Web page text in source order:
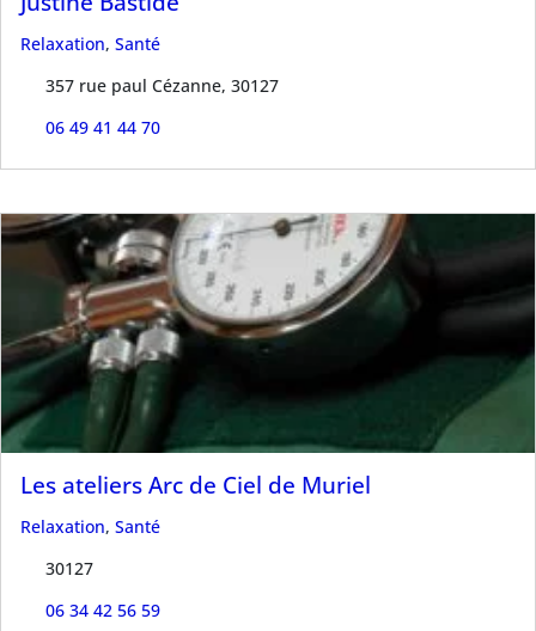
Relaxation, Santé
357 rue paul Cézanne, 30127
06 49 41 44 70
Les ateliers Arc de Ciel de Muriel
Relaxation, Santé
30127
06 34 42 56 59